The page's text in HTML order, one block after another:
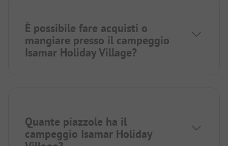
È possibile fare acquisti o
mangiare presso il campeggio
Isamar Holiday Village?
Quante piazzole ha il
campeggio Isamar Holiday